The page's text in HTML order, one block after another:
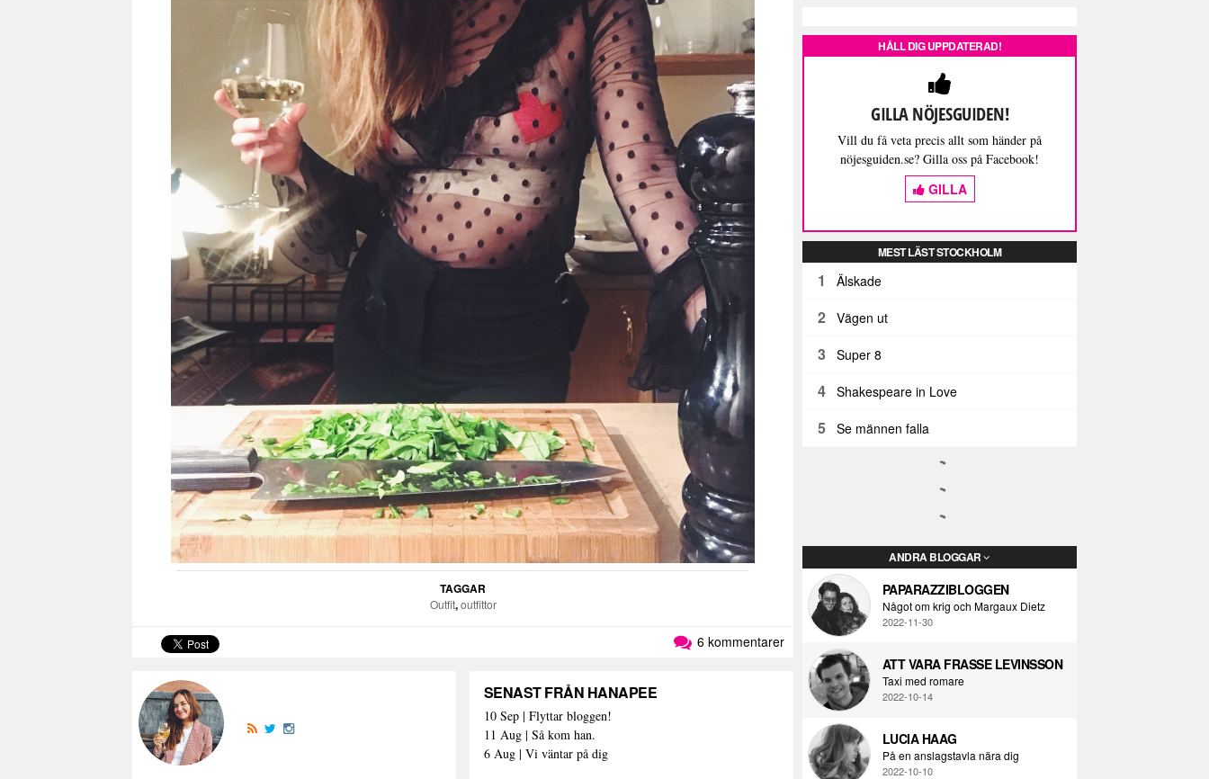
TAGGAR
Outfit,outfittor
6 kommentarer
SENAST FRÅN HANAPEE
10 Sep | Flyttar bloggen!
11 Aug | Så kom han.
6 Aug | Vi väntar på dig
HÅLL DIG UPPDATERAD!
GILLA NÖJESGUIDEN!
Vill du få veta precis allt som händer på
nöjesguiden.se? Gilla oss på Facebook!
GILLA
MEST LÄST STOCKHOLM
1 Älskade
2 Vägen ut
3 Super 8
4 Shakespeare in Love
5 Se männen falla
ANDRA BLOGGAR
PAPARAZZIBLOGGEN
Något om krig och Margaux Dietz
2022-11-30
ATT VARA FRASSE LEVINSSON
Taxi med romare
2022-10-14
LUCIA HAAG
På en anslagstavla nära dig
2022-10-10